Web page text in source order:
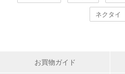
ネクタイ
お買物ガイド